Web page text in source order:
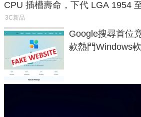
CPU 插槽壽命，下代 LGA 1954
3C新品
Google搜尋首位
款熱門Windows